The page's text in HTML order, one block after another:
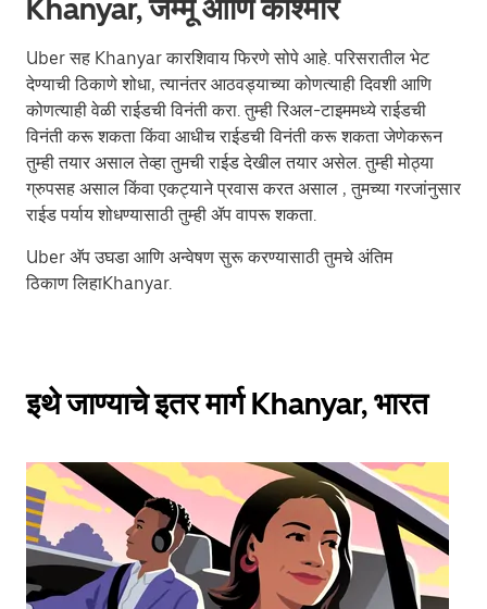
Khanyar, जम्मू आणि काश्मीर
Uber सह Khanyar कारशिवाय फिरणे सोपे आहे. परिसरातील भेट
देण्याची ठिकाणे शोधा, त्यानंतर आठवड्याच्या कोणत्याही दिवशी आणि
कोणत्याही वेळी राईडची विनंती करा. तुम्ही रिअल-टाइममध्ये राईडची
विनंती करू शकता किंवा आधीच राईडची विनंती करू शकता जेणेकरून
तुम्ही तयार असाल तेव्हा तुमची राईड देखील तयार असेल. तुम्ही मोठ्या
ग्रुपसह असाल किंवा एकट्याने प्रवास करत असाल , तुमच्या गरजांनुसार
राईड पर्याय शोधण्यासाठी तुम्ही ॲप वापरू शकता.
Uber अ‍ॅप उघडा आणि अन्वेषण सुरू करण्यासाठी तुमचे अंतिम
ठिकाण लिहाKhanyar.
इथे जाण्याचे इतर मार्ग Khanyar, भारत